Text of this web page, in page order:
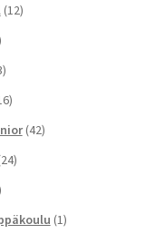
(12)
(42)
(1)